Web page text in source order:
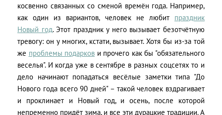
косвенно связанных со сменой времён года. Например,
как один из вариантов, человек не любит праздник
Новый год. Этот праздник у него вызывает безотчётную
тревогу: он у многих, кстати, вызывает. Хотя бы из-за той
же проблемы подарков и прочего как бы "обязательного
веселья". И когда уже в сентябре в разных соцсетях то и
дело начинают попадаться весёлые заметки типа "До
Нового года всего 90 дней" – такой человек вздрагивает
и проклинает и Новый год, и осень, после которой
непременно придёт зима, и все эти дурацкие традиции. А